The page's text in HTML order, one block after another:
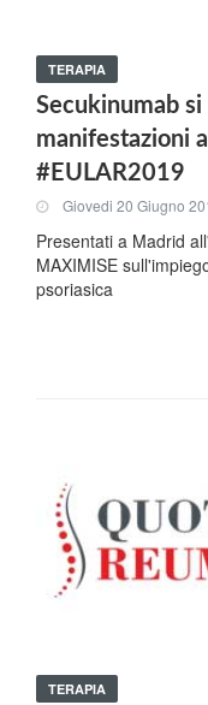
TERAPIA
Secukinumab
manifestazioni
#EULAR2019
Giovedi 20 Giugno
Presentati a Madrid
MAXIMISE
psoriasica
TERAPIA